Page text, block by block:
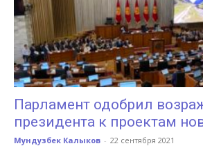
Парламент одобрил
президента к проектам
Мундузбек Калыков - 22 сентября 2021